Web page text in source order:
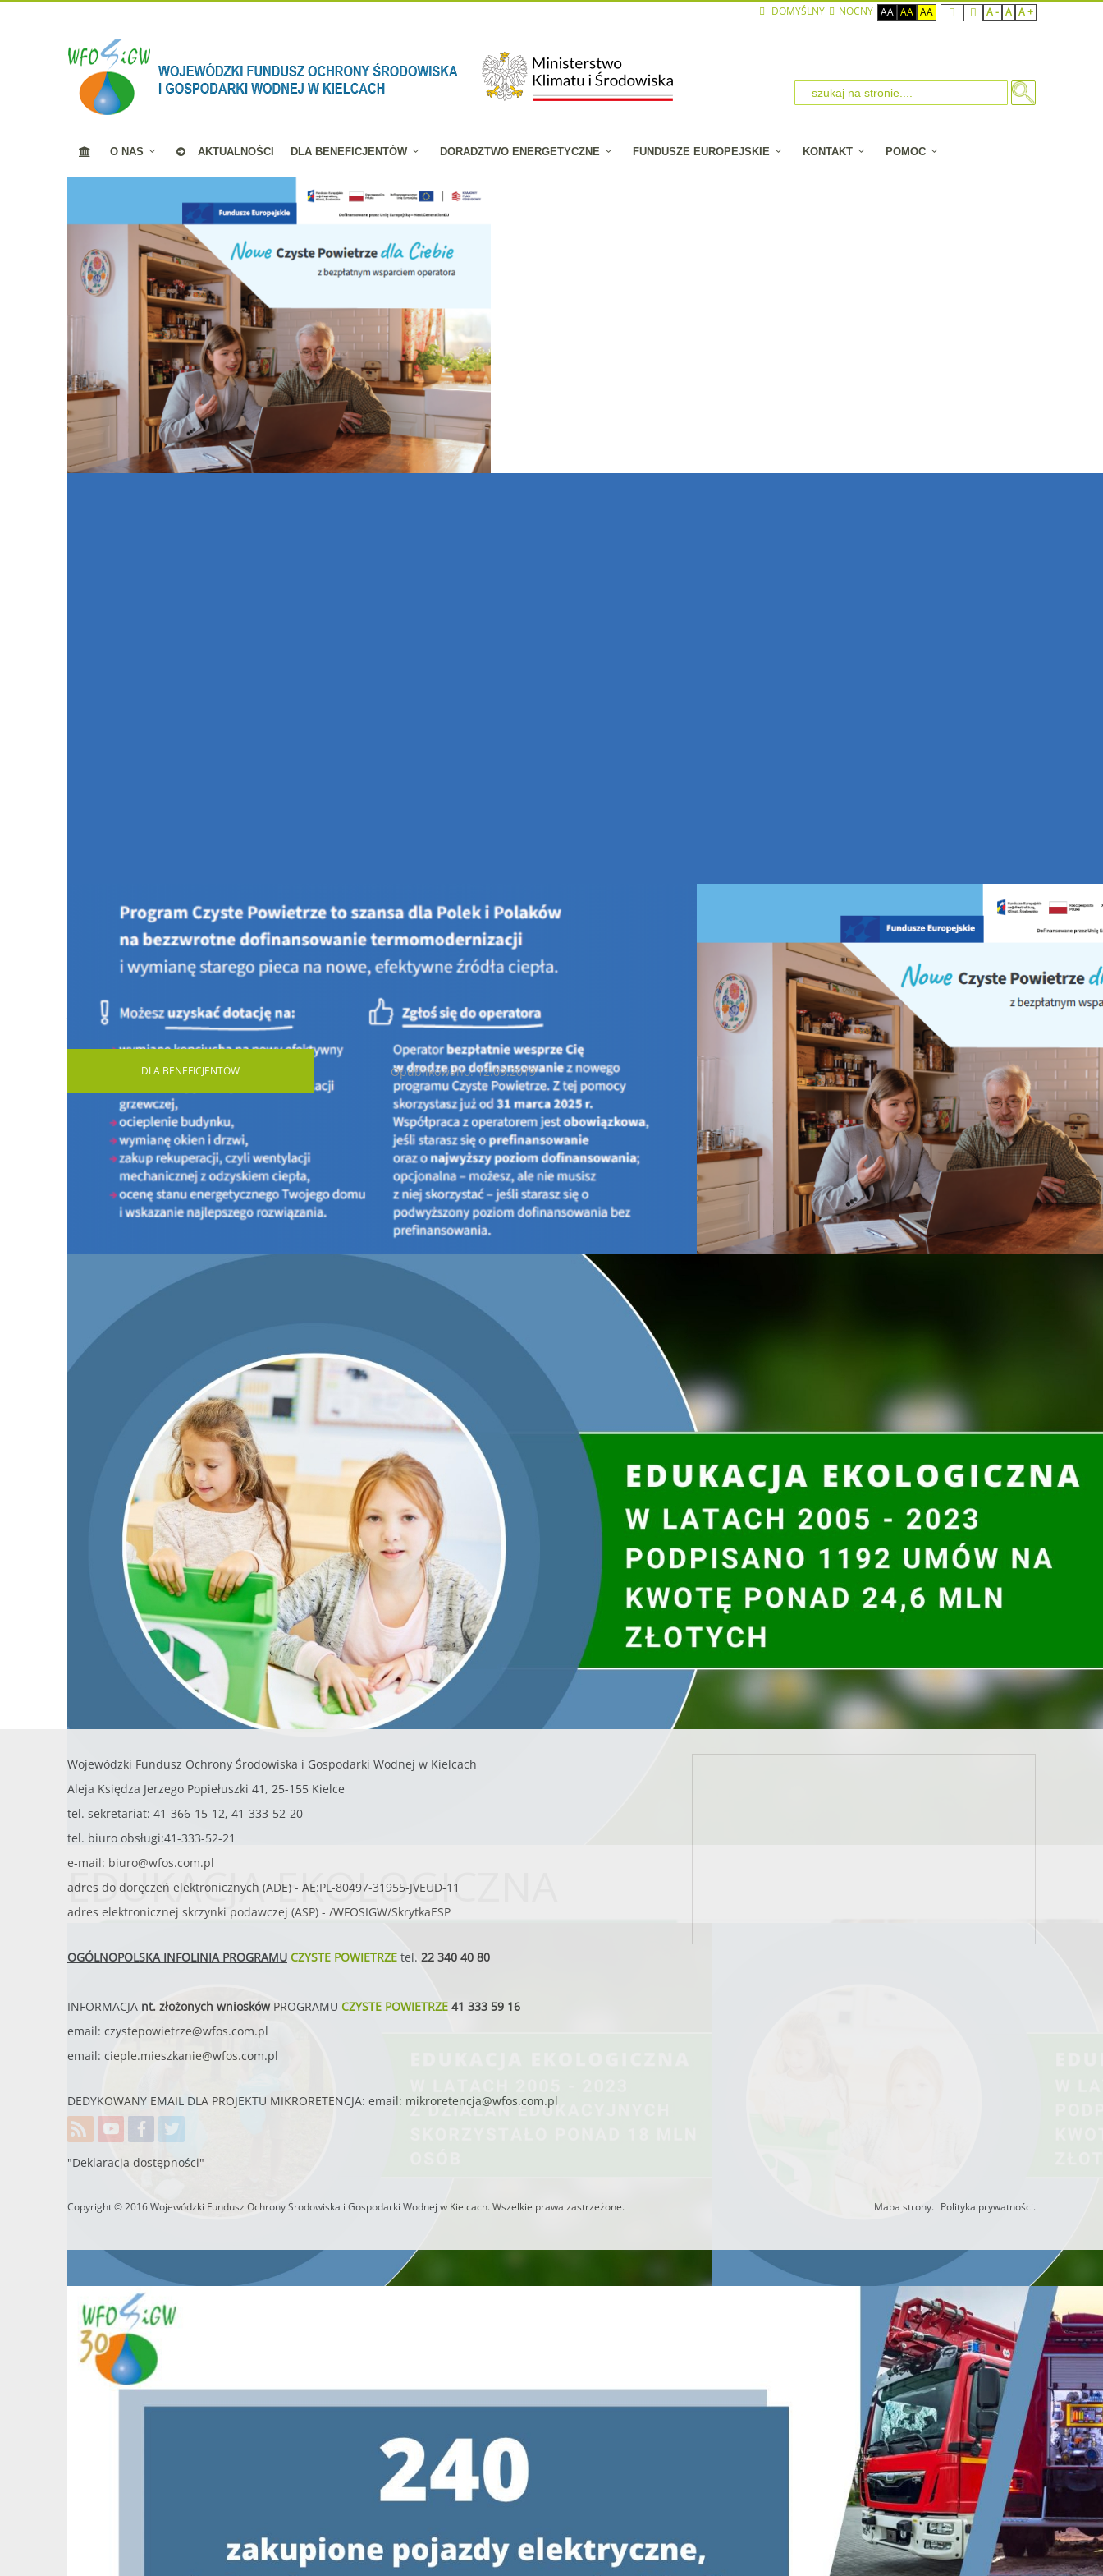
DOMYŚLNY NOCNY AA AA AA A - A A +
O NAS AKTUALNOŚCI DLA BENEFICJENTÓW DORADZTWO ENERGETYCZNE FUNDUSZE EUROPEJSKIE KONTAKT POMOC
EDUKACJA EKOLOGICZNA
Jesteś tutaj:STRONA GŁÓWNA AKTUALNOŚCI Konkurs na projekt plakatu promującego Młodzieżowy Kongres Klimatyczny 2020
Konkurs na projekt plakatu promującego Młodzieżowy Kongres Klimatyczny 2020
Opublikowano: 12.09.2019
Wojewódzki Fundusz Ochrony Środowiska i Gospodarki Wodnej w Poznaniu serdecznie zachęca do wzięcia udziału
wkonkursie na projekt plakatu promującego Młodzieżowy Kongres Klimatyczny 2020.
Konkurs skierowany jest do młodzieży szkół ponadgimnazjalnych/ponadpodstawowych oraz studentów. Termin
nadsyłania zgłoszeń i projektów będzie trwać do 27.09.2019 r.Wyniki Konkursu zostaną ogłoszone 4 października
2019 r., a wręczenie nagród będzie miało miejsce w ramach finału Młodzieżowego Kongresu Klimatycznego 2019,
który odbędzie się 10 października br. podczas
Międzynarodowych Targów Ochrony Środowiska POL-ECO SYSTEM
Organizatorem i fundatorem nagród jest Wojewódzki Fundusz Ochrony Środowiska i Gospodarki Wodnej w
Poznaniu.
Celem Konkursu
jest wyłonienie projektu graficznego plakatu, który stanie się plakatem promującym Młodzieżowy
Kongres Klimatyczny 2020, aby w inspirujący i ciekawy sposób zachęcić młodzież do udziału w tym wydarzeniu.
Zgłoszenia wraz z poglądowym plikiem graficznym (JPG) o rozdzielczości 300 dpi i wielkości nie większej niż 5 MB
prosimy wysłać na adres:
urszula.chlystun@wfosgw.poznan.pl.
Plik powinien mieć wymiar B2 (500x707 mm), w formacie pionowym lub poziomym.
W tytule e-maila należy wpisać
„Konkurs na plakat MKK 2020”.
Do realizacji Konkursu niezbędne jest wypełnienie formularza „Zgoda na przetwarzanie danych osobowych w
ramach prac zgłoszonych do Konkursu” na projekt plakatu promującego Młodzieżowy Kongres Klimatyczny 2020
oraz Karty Zgłoszenia, które należy odesłać do dnia 27 września br. na adres: urszula.chlystun@wfosgw.poznan.pl;
Życzymy powodzenia i wielu twórczych pomysłów.
Osobą kontaktową w sprawie konkursu jest:
Urszula Chłystun, 61 845-62-53
Informacja o Młodzieżowym Kongresie Klimatycznym 2019 na https://www.wfosgw.poznan.pl/pokaz-klase-badz-
ekologiczny/
karta zgłoszenia - osoba małoletnia
karta zgłoszenia - osba pełnoletnia,
zgoda na przetwarzanie danych osobowych,
regulamin konkursu.
DLABENEFICJENTÓW
PROGRAM CZYSTE POWIETRZE
INFORMACJE OGÓLNE O PROGRAMIE
PORTAL BENEFICJENTA
KONTAKT
DOKUMENTY DO ZAPOZNANIA
LISTA URZĄDZEŃ GRZEWCZYCH
2026 r.
PROGRAM MOJA WODA
AKTUALNOŚCI - Doradcy Energetyczni
Wojewódzki Fundusz Ochrony Środowiska i Gospodarki Wodnej w Kielcach
Aleja Księdza Jerzego Popiełuszki 41, 25-155 Kielce
tel. sekretariat: 41-366-15-12, 41-333-52-20
tel. biuro obsługi:41-333-52-21
e-mail: biuro@wfos.com.pl
adres do doręczeń elektronicznych (ADE) - AE:PL-80497-31955-JVEUD-11
adres elektronicznej skrzynki podawczej (ASP) - /WFOSIGW/SkrytkaESP
OGÓLNOPOLSKA INFOLINIA PROGRAMU CZYSTE POWIETRZE tel. 22 340 40 80
INFORMACJA nt. złożonych wnioskówPROGRAMU CZYSTE POWIETRZE 41 333 59 16
email: czystepowietrze@wfos.com.pl
email: cieple.mieszkanie@wfos.com.pl
DEDYKOWANY EMAIL DLA PROJEKTU MIKRORETENCJA: email: mikroretencja@wfos.com.pl
"Deklaracja dostępności"
Copyright © 2016 Wojewódzki Fundusz Ochrony Środowiska i Gospodarki Wodnej w Kielcach. Wszelkie prawa zastrzeżone. Mapa strony. Polityka prywatności.
Utworzono przez W.S.ds.IT